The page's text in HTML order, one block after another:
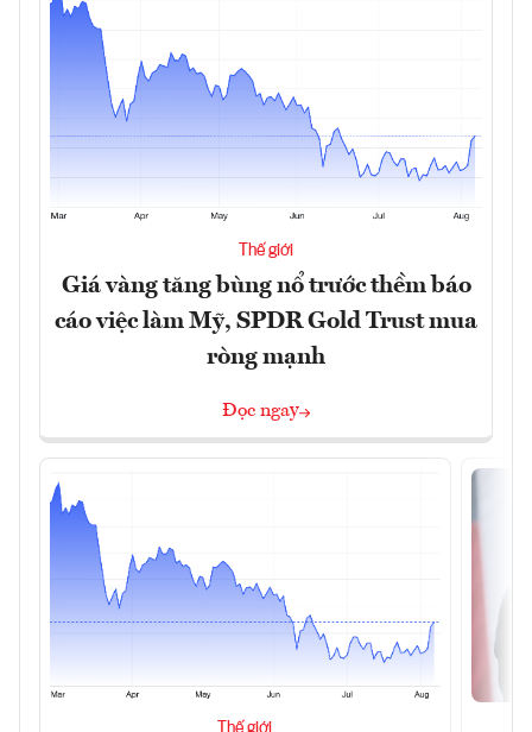
Thế giới
Giá vàng tăng bùng nổ trước thềm báo
cáo việc làm Mỹ, SPDR Gold Trust mua
ròng mạnh
Đọc ngay